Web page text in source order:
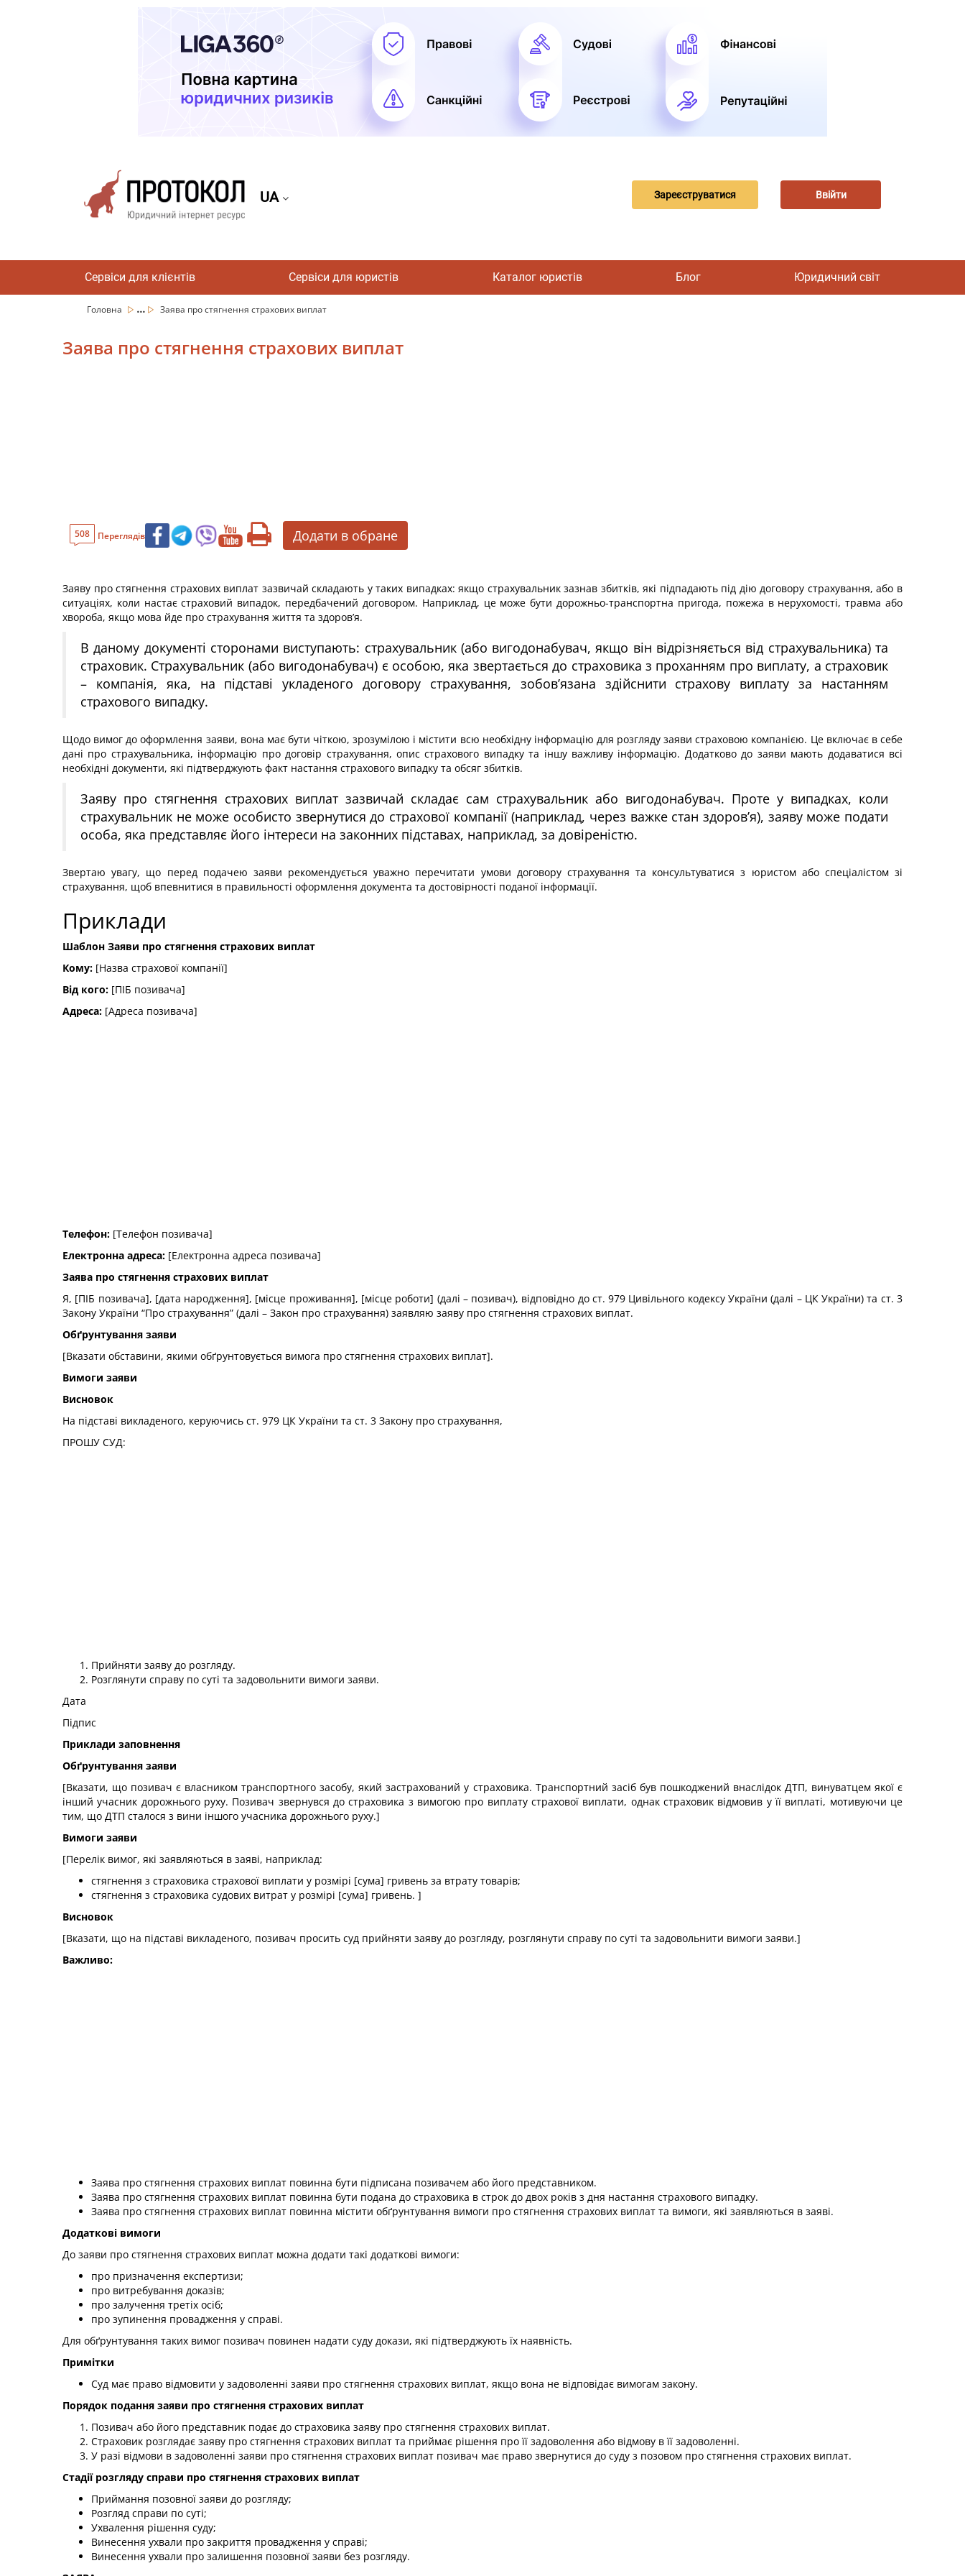
UA Зареєструватися Ввійти
Сервіси для клієнтів Сервіси для юристів Каталог юристів Блог Юридичний світ
Головна ... Заява про стягнення страхових виплат
Заява про стягнення страхових виплат
508 Переглядів Додати в обране
Заяву про стягнення страхових виплат зазвичай складають у таких випадках: якщо страхувальник зазнав збитків, які підпадають під дію договору страхування, або в
ситуаціях, коли настає страховий випадок, передбачений договором. Наприклад, це може бути дорожньо-транспортна пригода, пожежа в нерухомості, травма або
хвороба, якщо мова йде про страхування життя та здоров’я.
В даному документі сторонами виступають: страхувальник (або вигодонабувач, якщо він відрізняється від страхувальника) та
страховик. Страхувальник (або вигодонабувач) є особою, яка звертається до страховика з проханням про виплату, а страховик
– компанія, яка, на підставі укладеного договору страхування, зобов’язана здійснити страхову виплату за настанням
страхового випадку.
Щодо вимог до оформлення заяви, вона має бути чіткою, зрозумілою і містити всю необхідну інформацію для розгляду заяви страховою компанією. Це включає в себе
дані про страхувальника, інформацію про договір страхування, опис страхового випадку та іншу важливу інформацію. Додатково до заяви мають додаватися всі
необхідні документи, які підтверджують факт настання страхового випадку та обсяг збитків.
Заяву про стягнення страхових виплат зазвичай складає сам страхувальник або вигодонабувач. Проте у випадках, коли
страхувальник не може особисто звернутися до страхової компанії (наприклад, через важке стан здоров’я), заяву може подати
особа, яка представляє його інтереси на законних підставах, наприклад, за довіреністю.
Звертаю увагу, що перед подачею заяви рекомендується уважно перечитати умови договору страхування та консультуватися з юристом або спеціалістом зі
страхування, щоб впевнитися в правильності оформлення документа та достовірності поданої інформації.
Приклади
Шаблон Заяви про стягнення страхових виплат
Кому: [Назва страхової компанії]
Від кого: [ПІБ позивача]
Адреса: [Адреса позивача]
Телефон: [Телефон позивача]
Електронна адреса: [Електронна адреса позивача]
Заява про стягнення страхових виплат
Я, [ПІБ позивача], [дата народження], [місце проживання], [місце роботи] (далі – позивач), відповідно до ст. 979 Цивільного кодексу України (далі – ЦК України) та ст. 3
Закону України “Про страхування” (далі – Закон про страхування) заявляю заяву про стягнення страхових виплат.
Обґрунтування заяви
[Вказати обставини, якими обґрунтовується вимога про стягнення страхових виплат].
Вимоги заяви
Висновок
На підставі викладеного, керуючись ст. 979 ЦК України та ст. 3 Закону про страхування,
ПРОШУ СУД:
Прийняти заяву до розгляду.
Розглянути справу по суті та задовольнити вимоги заяви.
Дата
Підпис
Приклади заповнення
Обґрунтування заяви
[Вказати, що позивач є власником транспортного засобу, який застрахований у страховика. Транспортний засіб був пошкоджений внаслідок ДТП, винуватцем якої є
інший учасник дорожнього руху. Позивач звернувся до страховика з вимогою про виплату страхової виплати, однак страховик відмовив у її виплаті, мотивуючи це
тим, що ДТП сталося з вини іншого учасника дорожнього руху.]
Вимоги заяви
[Перелік вимог, які заявляються в заяві, наприклад:
стягнення з страховика страхової виплати у розмірі [сума] гривень за втрату товарів;
стягнення з страховика судових витрат у розмірі [сума] гривень. ]
Висновок
[Вказати, що на підставі викладеного, позивач просить суд прийняти заяву до розгляду, розглянути справу по суті та задовольнити вимоги заяви.]
Важливо:
Заява про стягнення страхових виплат повинна бути підписана позивачем або його представником.
Заява про стягнення страхових виплат повинна бути подана до страховика в строк до двох років з дня настання страхового випадку.
Заява про стягнення страхових виплат повинна містити обґрунтування вимоги про стягнення страхових виплат та вимоги, які заявляються в заяві.
Додаткові вимоги
До заяви про стягнення страхових виплат можна додати такі додаткові вимоги:
про призначення експертизи;
про витребування доказів;
про залучення третіх осіб;
про зупинення провадження у справі.
Для обґрунтування таких вимог позивач повинен надати суду докази, які підтверджують їх наявність.
Примітки
Суд має право відмовити у задоволенні заяви про стягнення страхових виплат, якщо вона не відповідає вимогам закону.
Порядок подання заяви про стягнення страхових виплат
Позивач або його представник подає до страховика заяву про стягнення страхових виплат.
Страховик розглядає заяву про стягнення страхових виплат та приймає рішення про її задоволення або відмову в її задоволенні.
У разі відмови в задоволенні заяви про стягнення страхових виплат позивач має право звернутися до суду з позовом про стягнення страхових виплат.
Стадії розгляду справи про стягнення страхових виплат
Приймання позовної заяви до розгляду;
Розгляд справи по суті;
Ухвалення рішення суду;
Винесення ухвали про закриття провадження у справі;
Винесення ухвали про залишення позовної заяви без розгляду.